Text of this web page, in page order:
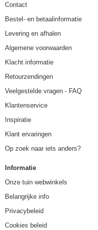
Contact
Bestel- en betaalinformatie
Levering en afhalen
Algemene voorwaarden
Klacht informatie
Retourzendingen
Veelgestelde vragen - FAQ
Klantenservice
Inspiratie
Klant ervaringen
Op zoek naar iets anders?
Informatie
Onze tuin webwinkels
Belangrijke info
Privacybeleid
Cookies beleid